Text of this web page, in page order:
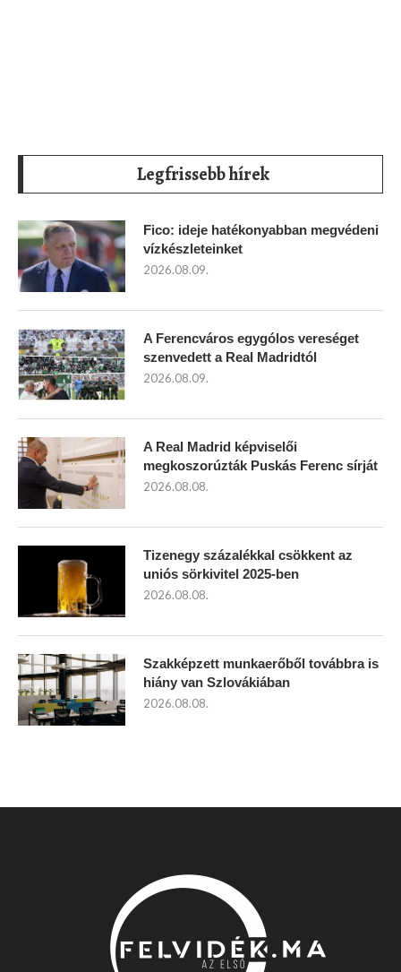
Legfrissebb hírek
Fico: ideje hatékonyabban megvédeni
vízkészleteinket
2026.08.09.
A Ferencváros egygólos vereséget
szenvedett a Real Madridtól
2026.08.09.
A Real Madrid képviselői
megkoszorúzták Puskás Ferenc sírját
2026.08.08.
Tizenegy százalékkal csökkent az
uniós sörkivitel 2025-ben
2026.08.08.
Szakképzett munkaerőből továbbra is
hiány van Szlovákiában
2026.08.08.